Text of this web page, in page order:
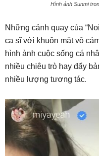
Hình ảnh Sunmi
Những cảnh quay của
ca sĩ với khuôn mặt vô
hình ảnh cuộc sống cá
nhiều chiêu trò hay đẩy
nhiều lượng tương tác.